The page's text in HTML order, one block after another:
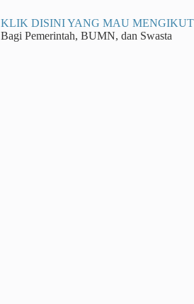
KLIK DISINI YANG MAU MENGIKUTI
Bagi Pemerintah, BUMN, dan Swasta